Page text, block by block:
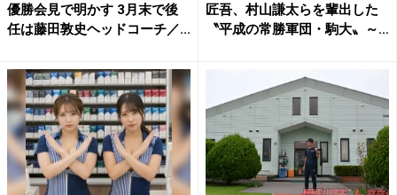
優勝会見で明かす 3月末で後
任は藤田敦史ヘッドコーチ／...
匠吾、村山謙太らを輩出した
〝平成の常勝軍団・駒大〟～